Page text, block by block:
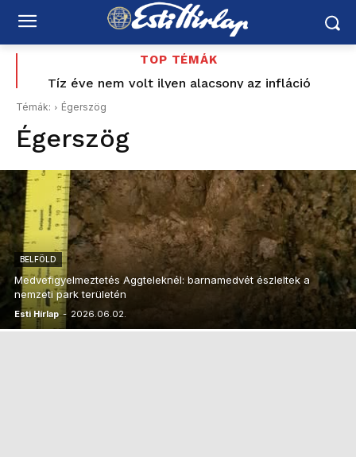
TOP TÉMÁK
Tíz éve nem volt ilyen alacsony az infláció
Magyarországon – az élelmiszerek ára már
Országos hétvégi programajánló augusztus 8–9-re:
vízipisztolycsata, foci, Balaton, borhetek,
fesztiválok, várak és nyári esték
Témák: Égerszög
Égerszög
BELFÖLD
Medvefigyelmeztetés Aggteleknél: barnamedvét észleltek a
nemzeti park területén
Esti Hírlap - 2026.06.02.